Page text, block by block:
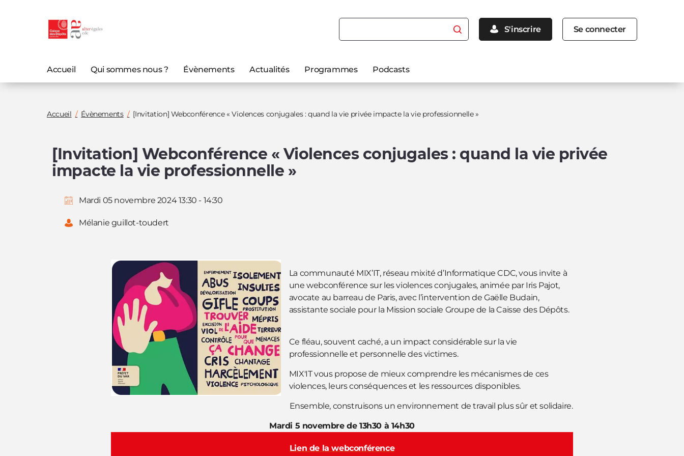
contenu
principal
menu
principal
Rechercher du contenu
Menu
inscription
S'inscrire Se connecter
Accueil Qui sommes nous ? Évènements Actualités Programmes Podcasts
Vous
Accueil Évènements [Invitation] Webconférence « Violences conjugales : quand la vie privée impacte la vie professionnelle »
[Invitation] Webconférence « Violences conjugales : quand la vie privée
impacte la vie professionnelle »
Mardi 05 novembre 2024 13:30 - 14:30
Mélanie guillot-toudert
La communauté MIX’IT, réseau mixité d’Informatique CDC, vous invite à
une webconférence sur les violences conjugales, animée par Iris Pajot,
avocate au barreau de Paris, avec l’intervention de Gaëlle Budain,
assistante sociale pour la Mission sociale Groupe de la Caisse des Dépôts.
Ce fléau, souvent caché, a un impact considérable sur la vie
professionnelle et personnelle des victimes.
MIX'IT vous propose de mieux comprendre les mécanismes de ces
violences, leurs conséquences et les ressources disponibles.
Ensemble, construisons un environnement de travail plus sûr et solidaire.
Mardi 5 novembre de 13h30 à 14h30
Lien de la webconférence